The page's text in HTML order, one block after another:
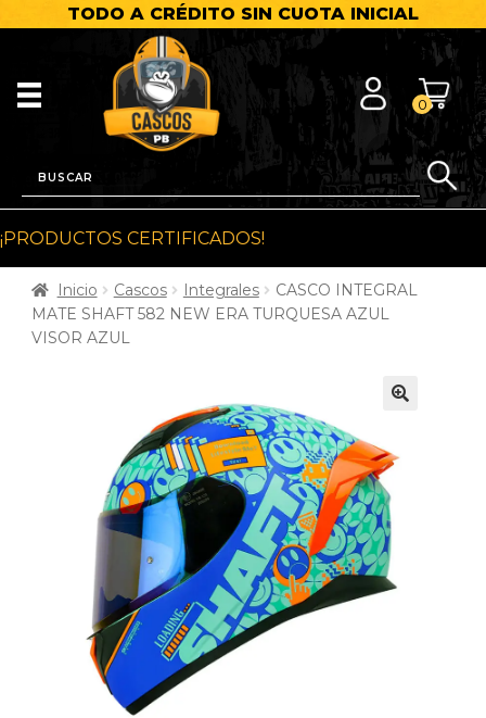
TODO A CRÉDITO SIN CUOTA INICIAL
0
¡PRODUCTOS CERTIFICADOS!
Inicio Cascos Integrales
CASCO INTEGRAL
MATE SHAFT 582 NEW ERA TURQUESA AZUL
VISOR AZUL